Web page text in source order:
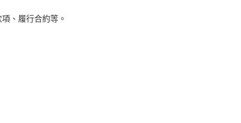
、履行合約等。